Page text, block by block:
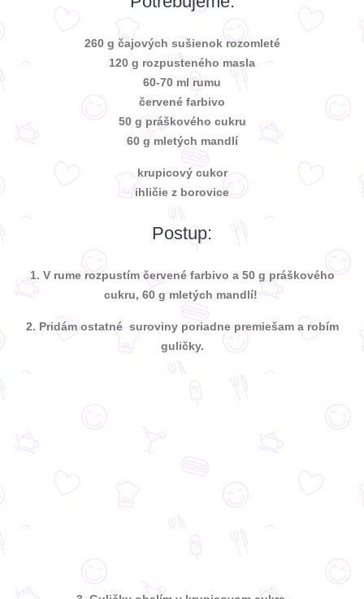
260 g čajových sušienok rozomleté
120 g rozpusteného masla
60-70 ml rumu
červené farbivo
50 g práškového cukru
60 g mletých mandlí
krupicový cukor
ihličie z borovice
Postup:
1. V rume rozpustím červené farbivo a 50 g práškového
cukru, 60 g mletých mandlí!
2. Pridám ostatné suroviny poriadne premiešam a robím
guličky.